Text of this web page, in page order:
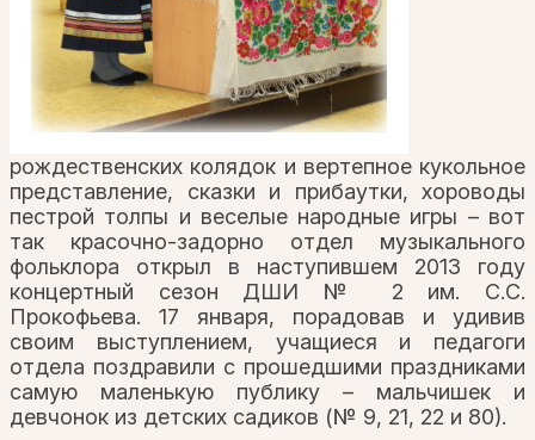
рождественских колядок и вертепное кукольное
представление, сказки и прибаутки, хороводы
пестрой толпы и веселые народные игры – вот
так красочно-задорно отдел музыкального
фольклора открыл в наступившем 2013 году
концертный сезон ДШИ № 2 им. С.С.
Прокофьева. 17 января, порадовав и удивив
своим выступлением, учащиеся и педагоги
отдела поздравили с прошедшими праздниками
самую маленькую публику – мальчишек и
девчонок из детских садиков (№ 9, 21, 22 и 80).